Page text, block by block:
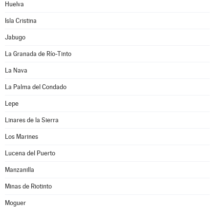
Huelva
Isla Cristina
Jabugo
La Granada de Río-Tinto
La Nava
La Palma del Condado
Lepe
Linares de la Sierra
Los Marines
Lucena del Puerto
Manzanilla
Minas de Riotinto
Moguer